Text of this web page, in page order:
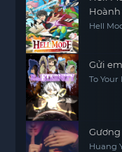
Hell
Gửi
To
Gương
Huang